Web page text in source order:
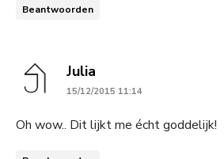
Beantwoorden
Julia
15/12/2015 11:14
Oh wow.. Dit lijkt me écht goddelijk!